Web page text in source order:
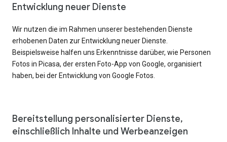
Entwicklung neuer Dienste
Wir nutzen die im Rahmen unserer bestehenden Dienste
erhobenen Daten zur Entwicklung neuer Dienste.
Beispielsweise halfen uns Erkenntnisse darüber, wie Personen
Fotos in Picasa, der ersten Foto-App von Google, organisiert
haben, bei der Entwicklung von Google Fotos.
Bereitstellung personalisierter Dienste,
einschließlich Inhalte und Werbeanzeigen